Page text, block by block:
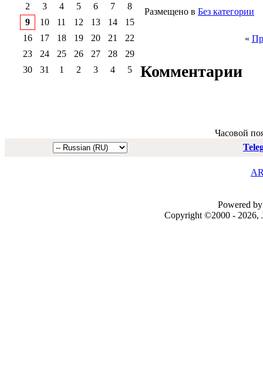
Размещено в Без категории
«
Комментарии
2
3 4 5 6 7
8
9
10 11 12 13 14
15
16
17 18 19 20 21
22
23
24 25 26 27 28
29
30
31 1 2 3 4 5
Часовой
Powered
Copyright ©2000 - 2026,